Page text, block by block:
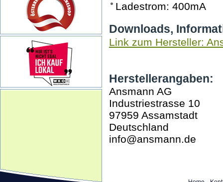
Ladestrom: 400mA
Downloads,
Link zum Hersteller:
Herstellerangaben:
Ansmann AG
Industriestrasse 10
97959 Assamstadt
Deutschland
info@ansmann.de